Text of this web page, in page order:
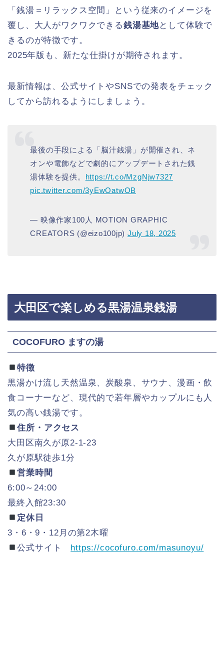
「銭湯＝リラックス空間」という従来のイメージを
覆し、大人がワクワクできる銭湯基地として体験で
きるのが特徴です。
2025年版も、新たな仕掛けが期待されます。
最新情報は、公式サイトやSNSでの発表をチェック
してから訪れるようにしましょう。
最後の手段による「脳汁銭湯」が開催され、ネ
オンや電飾などで劇的にアップデートされた銭
湯体験を提供。 https://t.co/MzgNjw7327
pic.twitter.com/3yEwOatwOB
— 映像作家100人 MOTION GRAPHIC
CREATORS (@eizo100jp) July 18, 2025
大田区で楽しめる黒湯温泉銭湯
COCOFURO ますの湯
特徴
黒湯かけ流し天然温泉、炭酸泉、サウナ、漫画・飲
食コーナーなど、現代的で若年層やカップルにも人
気の高い銭湯です。
住所・アクセス
大田区南久が原2‑1‑23
久が原駅徒歩1分
営業時間
6:00～24:00
最終入館23:30
定休日
3・6・9・12月の第2木曜
公式サイト https://cocofuro.com/masunoyu/